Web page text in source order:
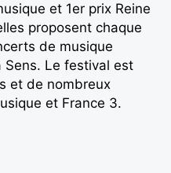
et 1er prix Reine
proposent chaque
de musique
Sens. Le festival est
et de nombreux
et France 3.